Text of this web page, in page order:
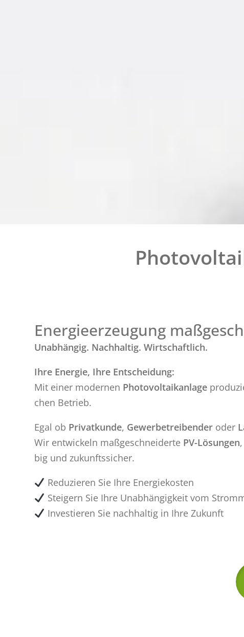
Energieerzeugung
Un­ab­hän­gig. Nach­hal­tig. Wirt­schaft­lich.
Ihre En­er­gie, Ihre Ent­schei­dung:
Mit einer mo­der­nen Pho­to­vol­ta­ik­an­la­ge
chen Be­trieb.
Egal ob Pri­vat­kun­de, Ge­wer­be­trei­ben­der oder
Wir ent­wi­ckeln maß­ge­schnei­der­te PV-Lö­sun­gen
big und zu­kunfts­si­cher.
Re­du­zie­ren Sie Ihre En­er­gie­kos­ten
Stei­gern Sie Ihre Un­ab­hän­gig­keit vom
In­ves­tie­ren Sie nach­hal­tig in Ihre Zu­kunft